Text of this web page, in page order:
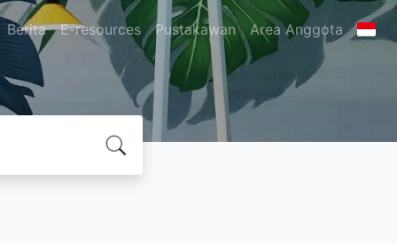
Berita E-resources Pustakawan Area Anggota